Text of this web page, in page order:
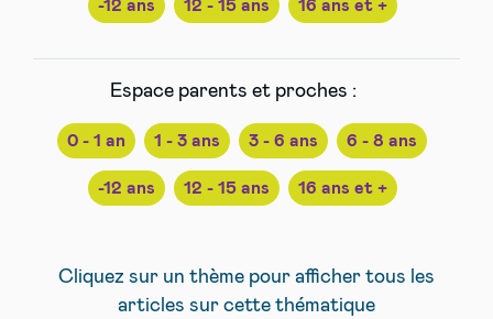
-12 ans 12 - 15 ans 16 ans et +
Espace parents et proches :
0 - 1 an 1 - 3 ans 3 - 6 ans 6 - 8 ans
-12 ans 12 - 15 ans 16 ans et +
Cliquez sur un thème pour afficher tous les
articles sur cette thématique